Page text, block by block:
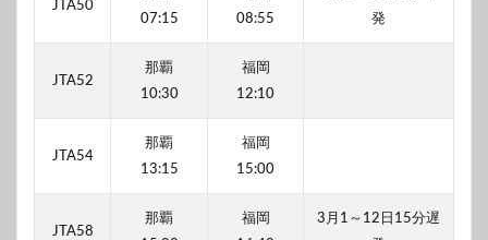
JTA50
07:15
08:55
発
JTA52
那覇
10:30
福岡
12:10
JTA54
那覇
13:15
福岡
15:00
JTA58
那覇
福岡
3月1～12日15分遅